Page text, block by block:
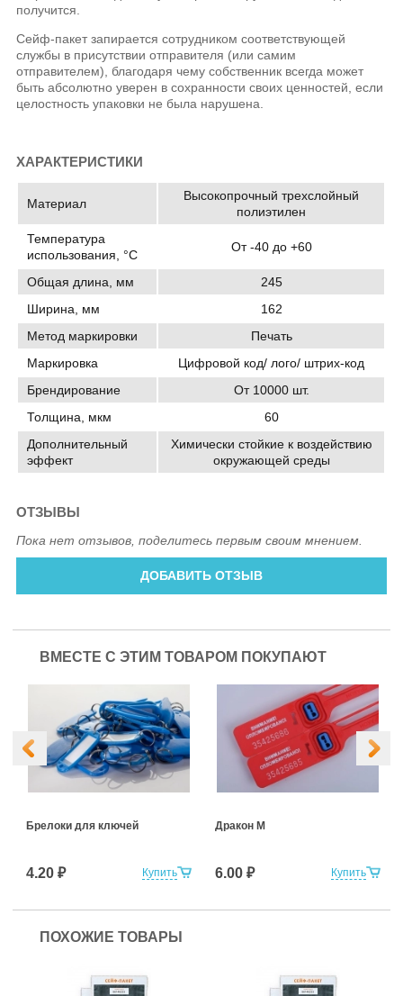
получится.
Сейф-пакет запирается сотрудником соответствующей
службы в присутствии отправителя (или самим
отправителем), благодаря чему собственник всегда может
быть абсолютно уверен в сохранности своих ценностей, если
целостность упаковки не была нарушена.
ХАРАКТЕРИСТИКИ
Материал
Высокопрочный трехслойный
полиэтилен
Температура
использования, °C
От -40 до +60
Общая длина, мм
245
Ширина, мм
162
Метод маркировки
Печать
Маркировка
Цифровой код/ лого/ штрих-код
Брендирование
От 10000 шт.
Толщина, мкм
60
Дополнительный
эффект
Химически стойкие к воздействию
окружающей среды
ОТЗЫВЫ
Пока нет отзывов, поделитесь первым своим мнением.
ДОБАВИТЬ ОТЗЫВ
ВМЕСТЕ С ЭТИМ ТОВАРОМ ПОКУПАЮТ
Купить
Брелоки для ключей
4.20 ₽ Купить
Дракон М
6.00 ₽
ПОХОЖИЕ ТОВАРЫ